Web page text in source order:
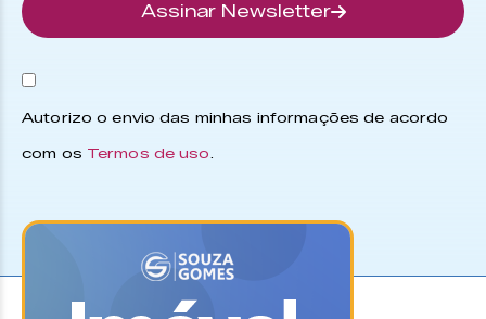
Assinar Newsletter
Autorizo o envio das minhas informações de acordo
com os Termos de uso.